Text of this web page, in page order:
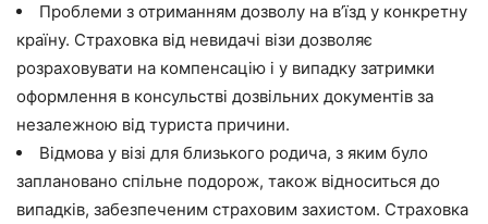
Проблеми з отриманням дозволу на в’їзд у конкретну
країну. Страховка від невидачі візи дозволяє
розраховувати на компенсацію і у випадку затримки
оформлення в консульстві дозвільних документів за
незалежною від туриста причини.
Відмова у візі для близького родича, з яким було
заплановано спільне подорож, також відноситься до
випадків, забезпеченим страховим захистом. Страховка